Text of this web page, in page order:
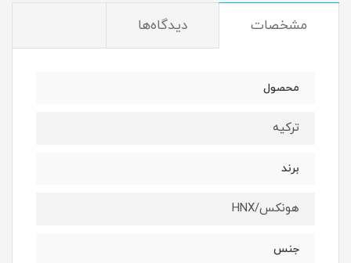
مشخصات دیدگاه‌ها
محصول
ترکیه
برند
هونکس/HNX
جنس